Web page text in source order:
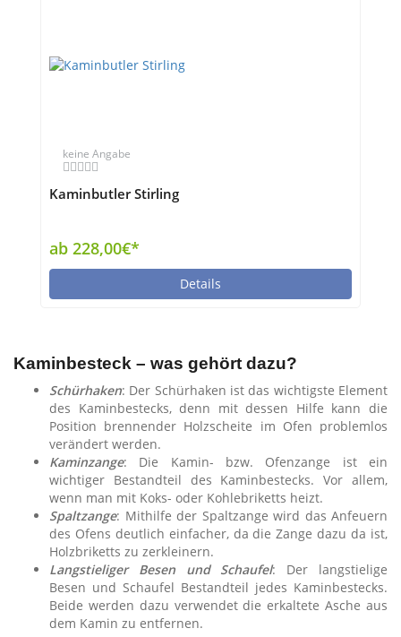
keine Angabe
Kaminbutler Stirling
ab 228,00€*
Details
Kaminbesteck – was gehört dazu?
Schürhaken: Der Schürhaken ist das wichtigste Element
des Kaminbestecks, denn mit dessen Hilfe kann die
Position brennender Holzscheite im Ofen problemlos
verändert werden.
Kaminzange: Die Kamin- bzw. Ofenzange ist ein
wichtiger Bestandteil des Kaminbestecks. Vor allem,
wenn man mit Koks- oder Kohlebriketts heizt.
Spaltzange: Mithilfe der Spaltzange wird das Anfeuern
des Ofens deutlich einfacher, da die Zange dazu da ist,
Holzbriketts zu zerkleinern.
Langstieliger Besen und Schaufel: Der langstielige
Besen und Schaufel Bestandteil jedes Kaminbestecks.
Beide werden dazu verwendet die erkaltete Asche aus
dem Kamin zu entfernen.